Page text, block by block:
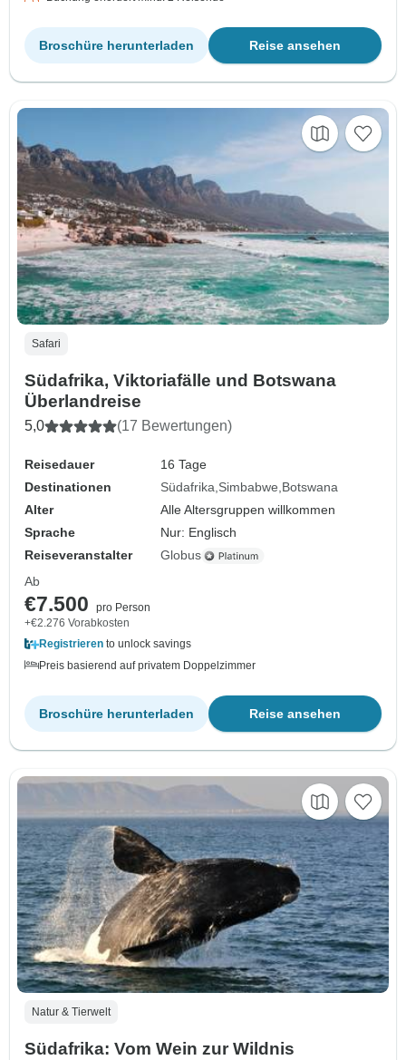
Reise ansehen
Broschüre herunterladen
Safari
Südafrika, Viktoriafälle und Botswana
Überlandreise
5,0 (17 Bewertungen)
Reisedauer
16 Tage
Destinationen
Südafrika Simbabwe Botswana
Alter
Alle Altersgruppen willkommen
Sprache
Nur: Englisch
Reiseveranstalter
Globus
Ab
€7.500
pro Person
+€2.276 Vorabkosten
Registrieren to unlock savings
Preis basierend auf privatem Doppelzimmer
Reise ansehen
Broschüre herunterladen
Natur & Tierwelt
Südafrika: Vom Wein zur Wildnis